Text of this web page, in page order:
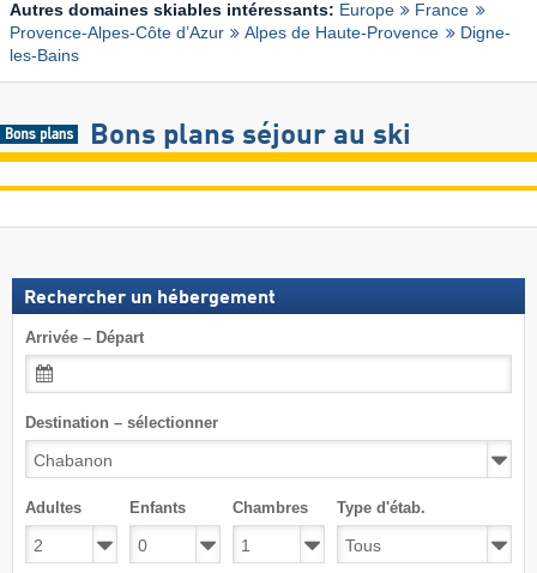
Autres domaines skiables intéressants: Europe
France
Provence-Alpes-Côte d’Azur
Alpes de Haute-Provence
Digne-
les-Bains
Bons plans séjour au ski
Rechercher un hébergement
Arrivée – Départ
Destination – sélectionner
Adultes Enfants Chambres Type d'étab.